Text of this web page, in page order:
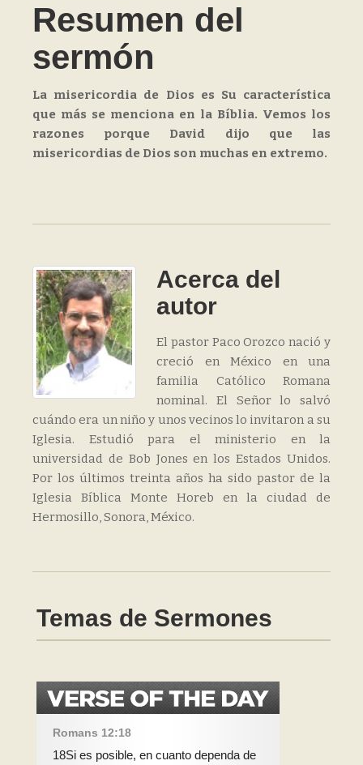
Resumen del
sermón
La misericordia de Dios es Su característica
que más se menciona en la Bíblia. Vemos los
razones porque David dijo que las
misericordias de Dios son muchas en extremo.
Acerca del
autor
El pastor Paco Orozco nació y
creció en México en una
familia Católico Romana
nominal. El Señor lo salvó
cuándo era un niño y unos vecinos lo invitaron a su
Iglesia. Estudió para el ministerio en la
universidad de Bob Jones en los Estados Unidos.
Por los últimos treinta años ha sido pastor de la
Iglesia Bíblica Monte Horeb en la ciudad de
Hermosillo, Sonora, México.
Temas de Sermones